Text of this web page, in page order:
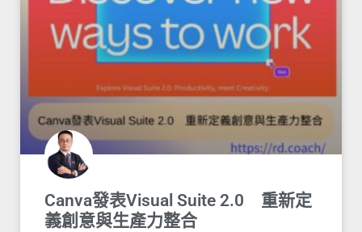
Canva發表Visual Suite 2.0 重新定
義創意與生產力整合